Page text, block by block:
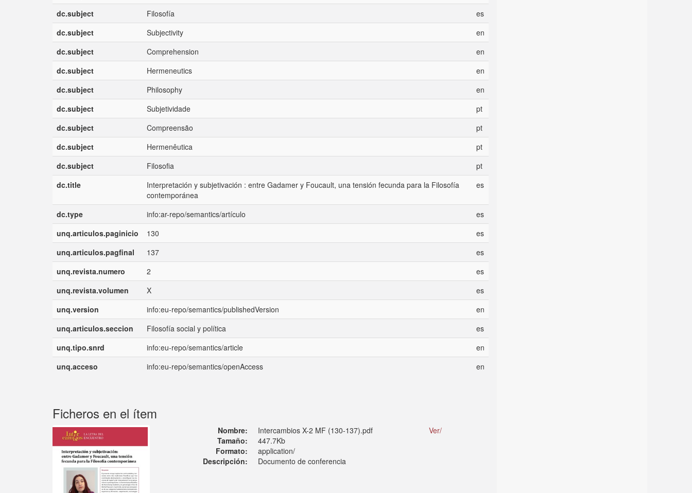
dc.subject
Filosofía
es
dc.subject
Subjectivity
en
dc.subject
Comprehension
en
dc.subject
Hermeneutics
en
dc.subject
Philosophy
en
dc.subject
Subjetividade
pt
dc.subject
Compreensão
pt
dc.subject
Hermenêutica
pt
dc.subject
Filosofia
pt
dc.title
Interpretación y subjetivación : entre Gadamer y Foucault, una tensión fecunda para la Filosofía
contemporánea
es
dc.type info:ar-repo/semantics/artículo
es
unq.articulos.paginicio
130
es
unq.articulos.pagfinal
137
es
unq.revista.numero
2
es
unq.revista.volumen
X
es
unq.version
info:eu-repo/semantics/publishedVersion
en
unq.articulos.seccion
Filosofía social y política
es
unq.tipo.snrd
info:eu-repo/semantics/article
en
unq.acceso
info:eu-repo/semantics/openAccess en
Ficheros en el ítem
Nombre:
Intercambios X-2 MF (130-137).pdf
Tamaño:
447.7Kb
Formato:
application/
Descripción:
Documento de conferencia
Ver/